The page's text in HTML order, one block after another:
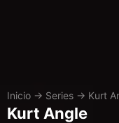
Inicio → Series → Kurt
Kurt Angle